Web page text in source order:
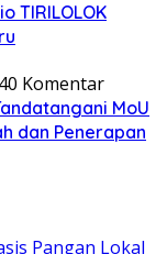
TIRILOLOK
0 Komentar
MoU
dan Penerapan